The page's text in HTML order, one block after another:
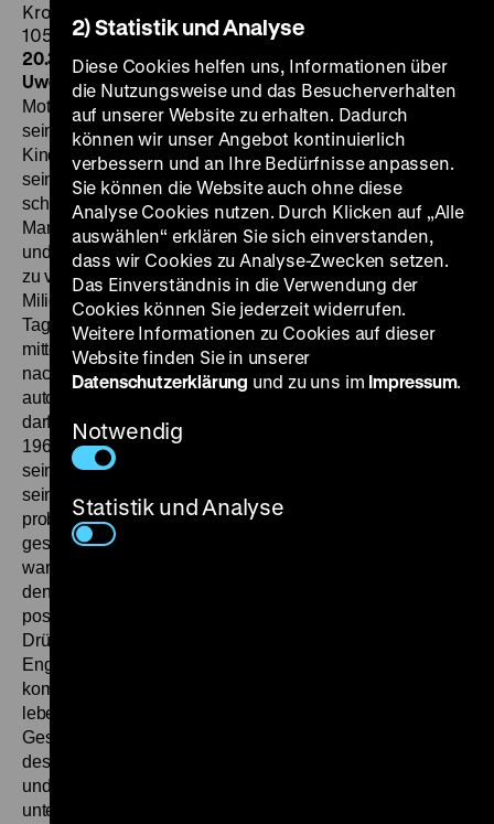
Krohm, Sabine Bellstedt, Volkmar Richter, Udo Seidler,
105’
Digital SD DI 02.04. um 20 Uhr + SO 07.04. um
20.30 Uhr· Einführung: Jan Gympel·Zu Gast am 02.04.:
Uwe Frießner
Als Tommy seine Arbeit verliert, muss er sein
Motorrad verkaufen, um Schulden zu bezahlen und mit
seinen 22 Jahren wieder zu seinen Eltern ins
Kinderzimmer ziehen, wo er sich ständigen Querelen mit
seinem Vater ausgesetzt sieht. In der Hoffnung auf ebenso
schnellen wie guten Verdienst schließt sich der junge
Mann einer Drückerkolonne an, die durch die Lande zieht
und an Haustüren Zeitungs- und Zeitschriftenabonnements
zu verkaufen versucht. Zu spät erkennt er, dass er in ein
Milieu geraten ist, in dem Ausbeutung und Gewalt an der
Tagesordnung sind, eine moderne Form der Sklaverei,
mitten in der Bundesrepublik der achtziger Jahre.
nach Andreas Blechners gleichnamigem
autobiographischen Buch, das kurz zuvor erschienen war,
darf nicht verwechselt werden mit Franz-Josef Spiekers
1969/70 entstandener Fernsehproduktion
seinen beiden Kinofilmen arbeitete Uwe Frießner bei
seiner ersten TV-Arbeit mit vielen Laien, mit denen er lange
probte und denen es gelang, die im Drehbuch
geschriebenen Dialoge glaubhaft zu sprechen. Der Lohn
waren der Adolf-Grimme-Preis mit Silber für den Regisseur,
den Drehbuchautor und den Hauptdarsteller und viele
positive Kritiken. So resümierte Angelika Kaps: „Auch der
Drücker profitiert von Friessners Talent, bei allem kritischen
Engagement nicht den Film, das Filmische zu kurz
kommen zu lassen. Er bietet Spannung, echtes Milieu,
lebendige, glaubwürdige Figuren, und er zeigt ein feines
Gespür für heikle Situationen, für die Tragikomik der
desolaten Verkaufsgespräche in tristen Treppenhäusern
und für plötzliche Stimmungswechsel zwischen
unterdrückter Aggressivität und Sehnsucht nach
2) Statistik und Analyse
Diese Cookies helfen uns, Informationen über
die Nutzungsweise und das Besucherverhalten
auf unserer Website zu erhalten. Dadurch
können wir unser Angebot kontinuierlich
verbessern und an Ihre Bedürfnisse anpassen.
Sie können die Website auch ohne diese
Analyse Cookies nutzen. Durch Klicken auf „Alle
auswählen“ erklären Sie sich einverstanden,
dass wir Cookies zu Analyse-Zwecken setzen.
Das Einverständnis in die Verwendung der
Cookies können Sie jederzeit widerrufen.
Weitere Informationen zu Cookies auf dieser
Website finden Sie in unserer
Datenschutzerklärung und zu uns im Impressum.
Notwendig
Statistik und Analyse